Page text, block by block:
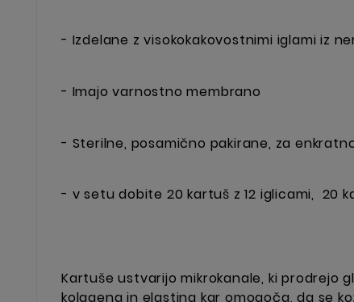
- Izdelane z visokokakovostnimi iglami iz
- Imajo varnostno membrano
- Sterilne, posamično pakirane, za
- v setu dobite 20 kartuš z 12 iglicami, 20
Kartuše ustvarijo mikrokanale, ki prodrejo
kolagena in elastina kar omogoča, da se